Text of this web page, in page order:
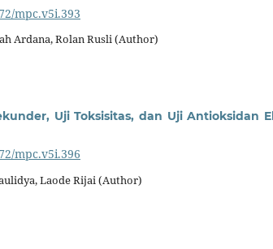
mpc.v5i.393
Ardana, Rolan Rusli (Author)
Uji Toksisitas, dan Uji Antioksidan
mpc.v5i.396
Laode Rijai (Author)